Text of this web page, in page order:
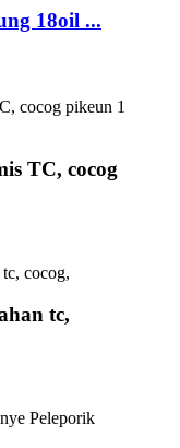
18oil ...
TC, cocog
tc,